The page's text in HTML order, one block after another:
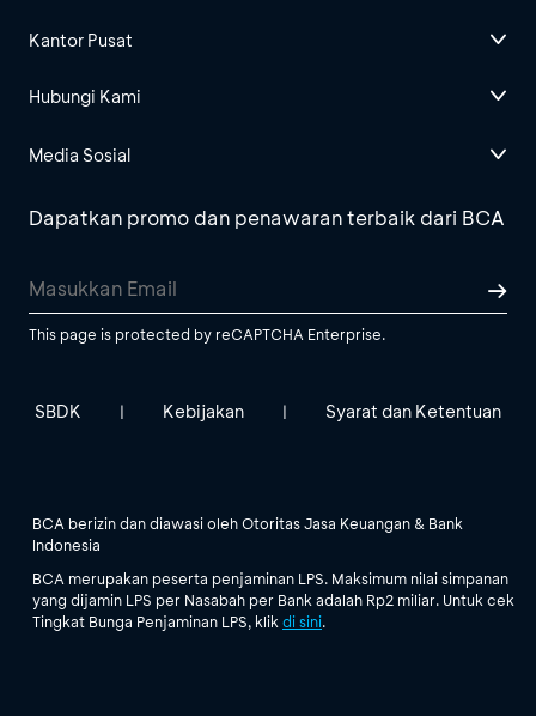
Kantor Pusat
Hubungi Kami
Media Sosial
Dapatkan promo dan penawaran terbaik dari BCA
This page is protected by reCAPTCHA Enterprise.
SBDK | Kebijakan | Syarat dan Ketentuan
BCA berizin dan diawasi oleh Otoritas Jasa Keuangan & Bank
Indonesia
BCA merupakan peserta penjaminan LPS. Maksimum nilai simpanan
yang dijamin LPS per Nasabah per Bank adalah Rp2 miliar. Untuk cek
Tingkat Bunga Penjaminan LPS, klik di sini.